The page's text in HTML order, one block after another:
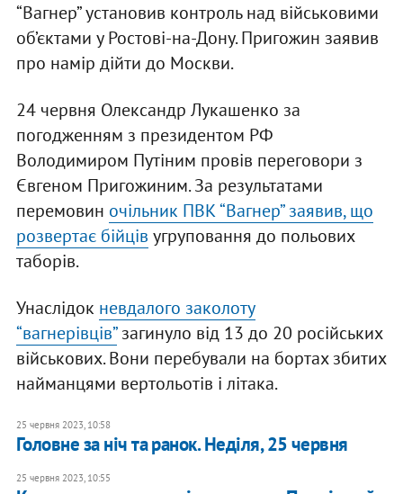
“Вагнер” установив контроль над військовими
об’єктами у Ростові-на-Дону. Пригожин заявив
про намір дійти до Москви.
24 червня Олександр Лукашенко за
погодженням з президентом РФ
Володимиром Путіним провів переговори з
Євгеном Пригожиним. За результатами
перемовин очільник ПВК “Вагнер” заявив, що
розвертає бійців угруповання до польових
таборів.
Унаслідок невдалого заколоту
“вагнерівців”загинуло від 13 до 20 російських
військових. Вони перебували на бортах збитих
найманцями вертольотів і літака.
25 червня 2023, 10:58
Головне за ніч та ранок. Неділя, 25 червня
25 червня 2023, 10:55